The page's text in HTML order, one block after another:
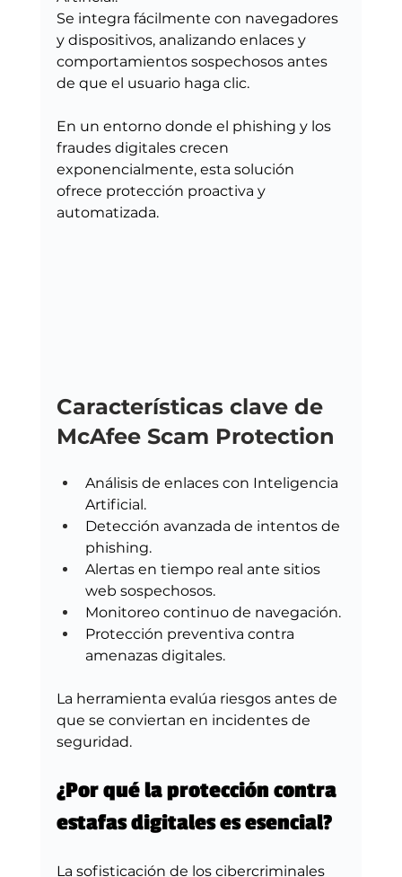
Se integra fácilmente con navegadores
y dispositivos, analizando enlaces y
comportamientos sospechosos antes
de que el usuario haga clic.
En un entorno donde el phishing y los
fraudes digitales crecen
exponencialmente, esta solución
ofrece protección proactiva y
automatizada.
Características clave de
McAfee Scam Protection
Análisis de enlaces con Inteligencia
Artificial.
Detección avanzada de intentos de
phishing.
Alertas en tiempo real ante sitios
web sospechosos.
Monitoreo continuo de navegación.
Protección preventiva contra
amenazas digitales.
La herramienta evalúa riesgos antes de
que se conviertan en incidentes de
seguridad.
¿Por qué la protección contra
estafas digitales es esencial?
La sofisticación de los cibercriminales